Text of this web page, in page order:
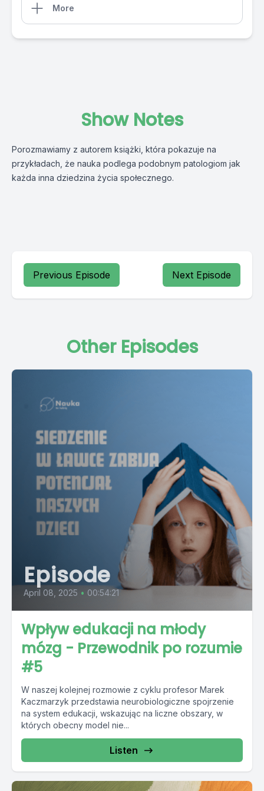
More
Show Notes
Porozmawiamy z autorem książki, która pokazuje na
przykładach, że nauka podlega podobnym patologiom jak
każda inna dziedzina życia społecznego.
Previous Episode Next Episode
Other Episodes
Episode
April 08, 2025 • 00:54:21
Wpływ edukacji na młody
mózg - Przewodnik po rozumie
#5
W naszej kolejnej rozmowie z cyklu profesor Marek
Kaczmarzyk przedstawia neurobiologiczne spojrzenie
na system edukacji, wskazując na liczne obszary, w
których obecny model nie...
Listen